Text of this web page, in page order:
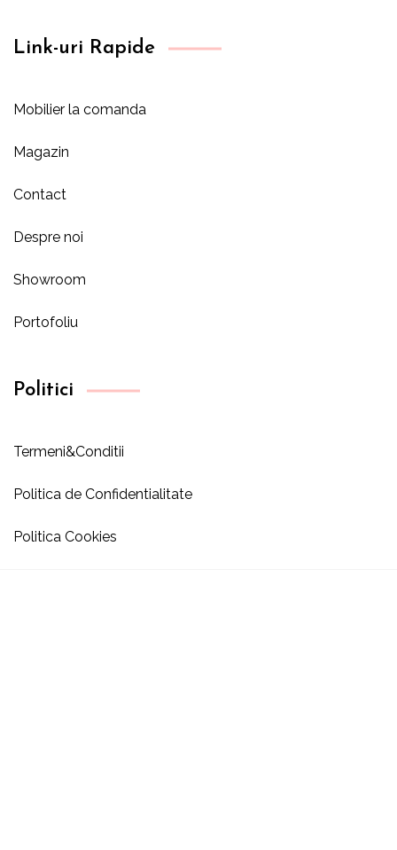
Link-uri Rapide
Mobilier la comanda
Magazin
Contact
Despre noi
Showroom
Portofoliu
Politici
Termeni&Conditii
Politica de Confidentialitate
Politica Cookies